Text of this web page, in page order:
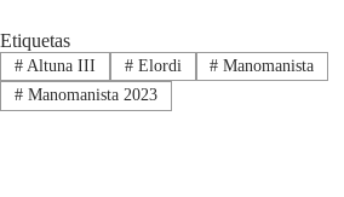
Etiquetas
#Altuna III #Elordi # Manomanista
#Manomanista 2023